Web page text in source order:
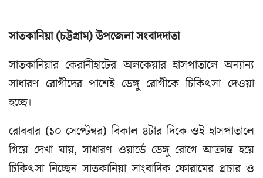
সাতকানিয়া (চট্টগ্রাম) উপজেলা সংবাদদাতা
সাতকানিয়ার কেরানীহাটের অলকেয়ার হাসপাতালে অন্যান্য
সাধারণ রোগীদের পাশেই ডেঙ্গু রোগীকে চিকিৎসা দেওয়া
হচ্ছে।
রোববার (১০ সেপ্টেম্বর) বিকাল ৪টার দিকে ওই হাসপাতালে
গিয়ে দেখা যায়, সাধারণ ওয়ার্ডে ডেঙ্গু রোগে আক্রান্ত হয়ে
চিকিৎসা নিচ্ছেন সাতকানিয়া সাংবাদিক ফোরামের প্রচার ও